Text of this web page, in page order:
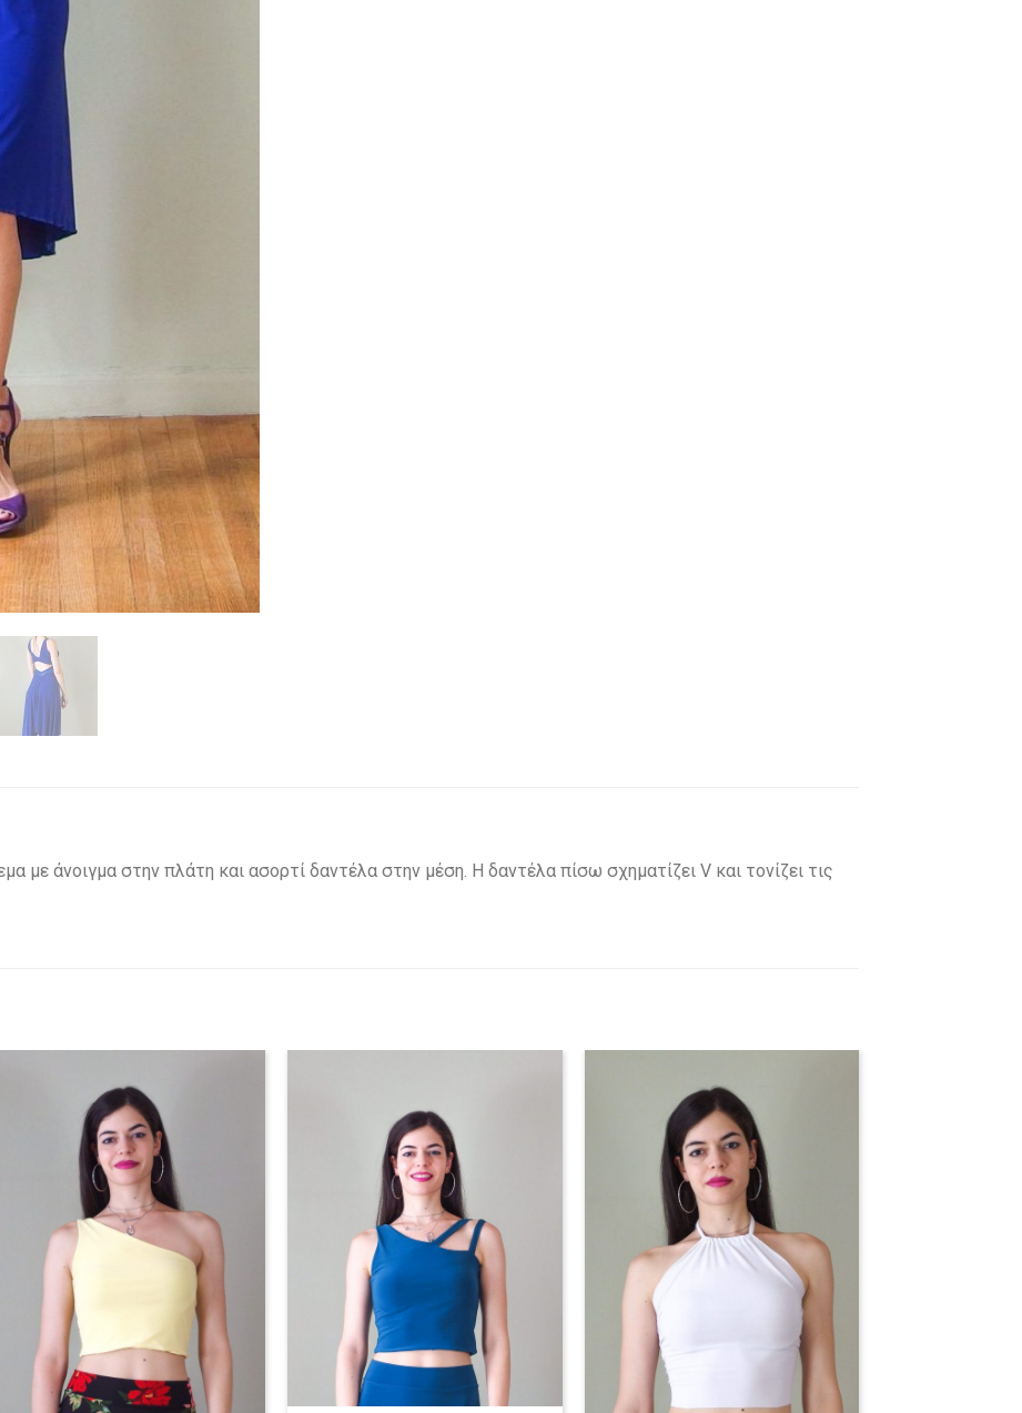
με άνοιγμα στην πλάτη και ασορτί δαντέλα στην μέση. Η δαντέλα πίσω σχηματίζει V και τονίζει τις